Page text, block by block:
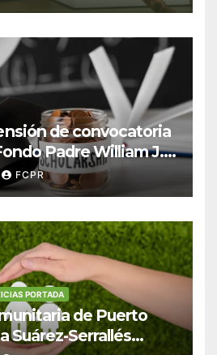
Rico
de convocatoria
Padre William J.
estudiantes del
FCPR
PORTADA
de Puerto
Suárez-Serrallés